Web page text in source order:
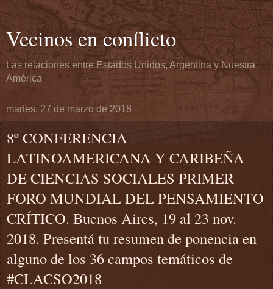
Vecinos en conflicto
Las relaciones entre Estados Unidos, Argentina y Nuestra
América
martes, 27 de marzo de 2018
8º CONFERENCIA
LATINOAMERICANA Y CARIBEÑA
DE CIENCIAS SOCIALES PRIMER
FORO MUNDIAL DEL PENSAMIENTO
CRÍTICO. Buenos Aires, 19 al 23 nov.
2018. Presentá tu resumen de ponencia en
alguno de los 36 campos temáticos de
#CLACSO2018